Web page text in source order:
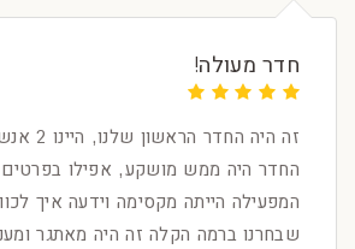
חדר מעולה!
זה היה
החדר היה ממש מושקע, אפילו
המפעילה הייתה מקסימה וידעה איך
שבחרנו ברמה הקלה זה היה מאתגר